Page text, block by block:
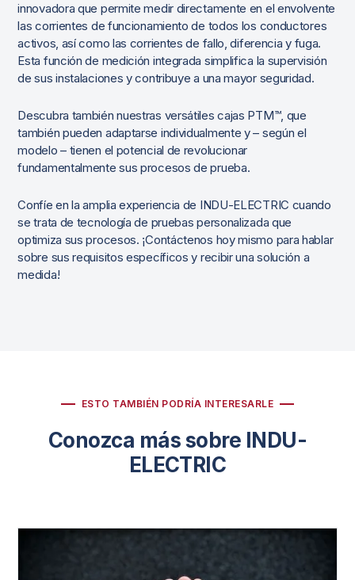
innovadora que permite medir directamente en el envolvente
las corrientes de funcionamiento de todos los conductores
activos, así como las corrientes de fallo, diferencia y fuga.
Esta función de medición integrada simplifica la supervisión
de sus instalaciones y contribuye a una mayor seguridad.
Descubra también nuestras versátiles cajas PTM™, que
también pueden adaptarse individualmente y – según el
modelo – tienen el potencial de revolucionar
fundamentalmente sus procesos de prueba.
Confíe en la amplia experiencia de INDU-ELECTRIC cuando
se trata de tecnología de pruebas personalizada que
optimiza sus procesos. ¡Contáctenos hoy mismo para hablar
sobre sus requisitos específicos y recibir una solución a
medida!
ESTO TAMBIÉN PODRÍA INTERESARLE
Conozca más sobre INDU-
ELECTRIC